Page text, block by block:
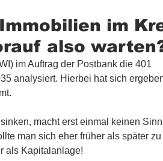
im
also
im Auftrag der Postbank die 401
analysiert. Hierbei hat sich
macht erst einmal keinen
man sich eher früher als später zu
als Kapitalanlage!